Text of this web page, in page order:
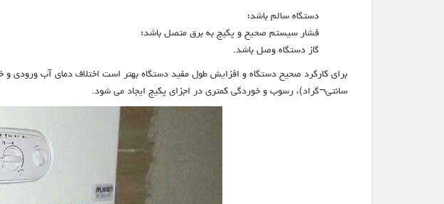
دستگاه سالم باشد؛
فشار سیستم صحیح و پکیج به برق متصل باشد؛
گاز دستگاه وصل باشد.
سانتی¬گراد)، رسوب و خوردگی کمتری در اجزای پکیج ایجاد می شود.